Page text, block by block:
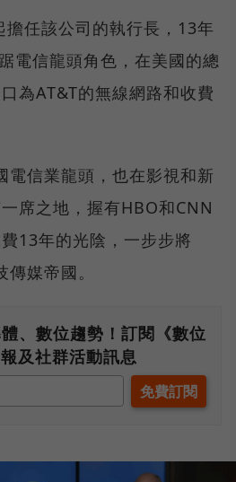
任該公司的執行長，13年
電信龍頭角色，在美國的總
為AT&T的無線網路和收費
電信業龍頭，也在影視和新
席之地，握有HBO和CNN
13年的光陰，一步步將
媒帝國。
、數位趨勢！訂閱《數位
及社群活動訊息